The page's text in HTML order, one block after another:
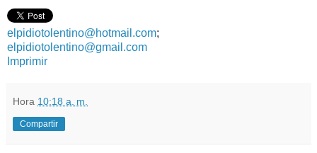
elpidiotolentino@hotmail.com;
elpidiotolentino@gmail.com
Imprimir
Hora 10:18 a. m.
Compartir